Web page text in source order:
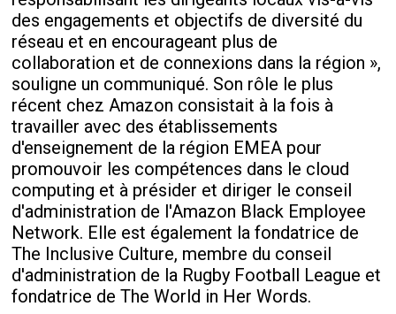
des engagements et objectifs de diversité du
réseau et en encourageant plus de
collaboration et de connexions dans la région »,
souligne un communiqué. Son rôle le plus
récent chez Amazon consistait à la fois à
travailler avec des établissements
d'enseignement de la région EMEA pour
promouvoir les compétences dans le cloud
computing et à présider et diriger le conseil
d'administration de l'Amazon Black Employee
Network. Elle est également la fondatrice de
The Inclusive Culture, membre du conseil
d'administration de la Rugby Football League et
fondatrice de The World in Her Words.